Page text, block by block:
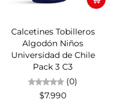
Calcetines Tobilleros
Algodón Niños
Universidad de Chile
Pack 3 C3
(0)
$7.990